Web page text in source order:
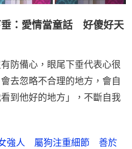
垂：愛情當童話 好傻好天
防備心，眼尾下垂代表心很
去忽略不合理的地方，會自
到他好的地方」，不斷自我
強人 屬狗注重細節 善於